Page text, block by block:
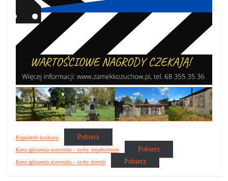
Regulamin-konkursu Pobierz
Karta zgłoszenia uczestnika – osoby niepełnoletnie Pobierz
Karta zgłoszenia uczestnika – osoby dorosłe Pobierz